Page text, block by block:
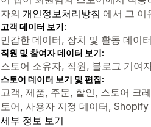
자의 개인정보처리방침 에서 그 이
고객 데이터 보기:
민감한 데이터, 장치 및 활동 데이터
직원 및 참여자 데이터 보기:
스토어 소유자, 직원, 블로그 기여
스토어 데이터 보기 및 편집:
고객, 제품, 주문, 할인, 스토어 크
토어, 사용자 지정 데이터,
세부 정보 보기